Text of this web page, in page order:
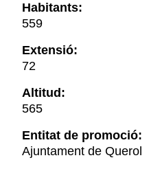
Habitants:
559
Extensió:
72
Altitud:
565
Entitat de promoció:
Ajuntament de Querol